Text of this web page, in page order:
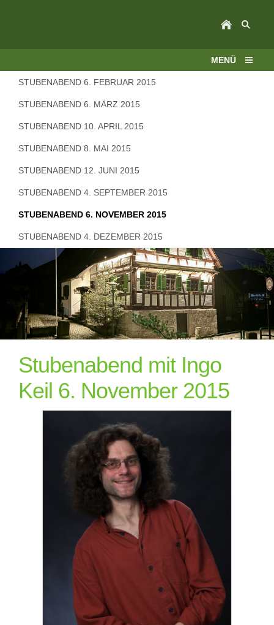
MENÜ
STUBENABEND 6. FEBRUAR 2015
STUBENABEND 6. MÄRZ 2015
STUBENABEND 10. APRIL 2015
STUBENABEND 8. MAI 2015
STUBENABEND 12. JUNI 2015
STUBENABEND 4. SEPTEMBER 2015
STUBENABEND 6. NOVEMBER 2015
STUBENABEND 4. DEZEMBER 2015
Stubenabend mit Ingo
Keil 6. November 2015